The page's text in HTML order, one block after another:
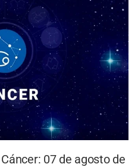
07 de agosto de